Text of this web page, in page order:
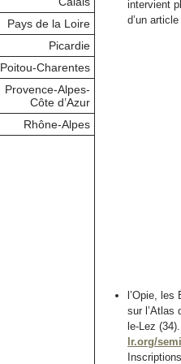
Pays de la Loire
Picardie
Poitou-Charentes
Provence-Alpes-
Côte d’Azur
Rhône-Alpes
intervient
d’un
l’Opie,
sur l’Atlas
le-Lez
lr.org/